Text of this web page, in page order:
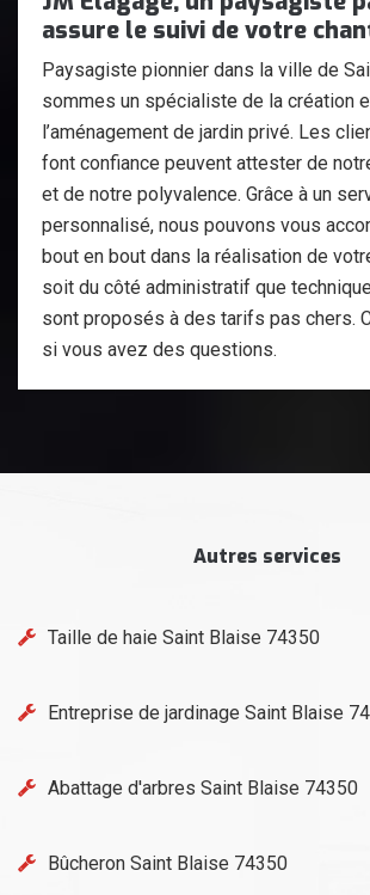
assure le suivi de votre
Paysagiste pionnier dans la ville de
sommes un spécialiste de la création
l’aménagement de jardin privé. Les
font confiance peuvent attester de
et de notre polyvalence. Grâce à un
personnalisé, nous pouvons vous
bout en bout dans la réalisation de
soit du côté administratif que
sont proposés à des tarifs pas chers.
si vous avez des questions.
Autres services
Taille de haie Saint Blaise 74350
Entreprise de jardinage Saint Blaise
Abattage d'arbres Saint Blaise 74350
Bûcheron Saint Blaise 74350